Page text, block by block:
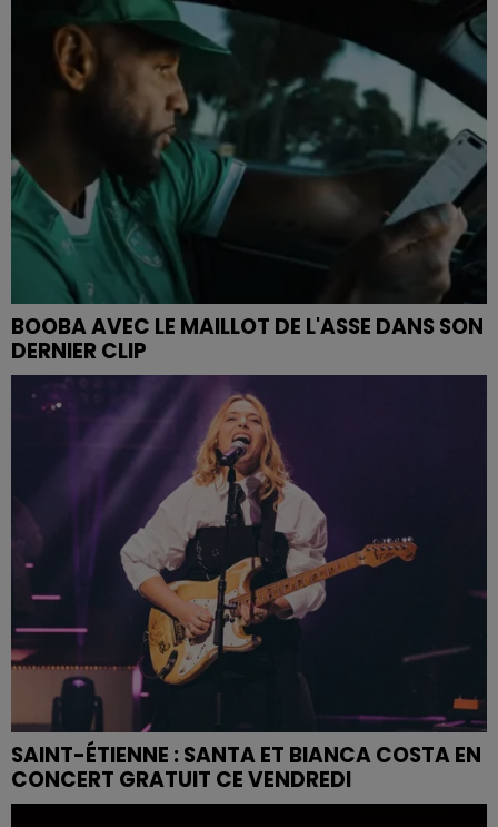
BOOBA AVEC LE MAILLOT DE L'ASSE DANS SON
DERNIER CLIP
SAINT-ÉTIENNE : SANTA ET BIANCA COSTA EN
CONCERT GRATUIT CE VENDREDI